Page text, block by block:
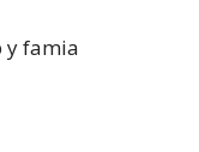
y famia